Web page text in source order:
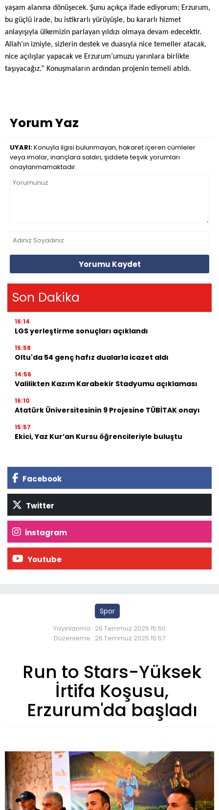
yaşam alanına dönüşecek. Şunu açıkça ifade ediyorum; Erzurum,
bu güçlü irade, bu istikrarlı yürüyüşle, bu kararlı hizmet
anlayışıyla ülkemizin parlayan yıldızı olmaya devam edecektir.
Allah’ın izniyle, sizlerin destek ve duasıyla nice temeller atacak,
nice açılışlar yapacak ve Erzurum’umuzu yarınlara birlikte
taşıyacağız.” Konuşmaların ardından projenin temeli atıldı.
Yorum Yaz
UYARI:Konuyla ilgisi bulunmayan, hakaret içeren cümleler
veya imalar, inançlara saldırı, şiddete teşvik yorumları
onaylanmamaktadır.
Yorumu Kaydet
Son Dakika
16:14
LGS yerleştirme sonuçları açıklandı
15:58
Oltu'da 54 genç hafız dualarla icazet aldı
14:56
Valilikten Kazım Karabekir Stadyumu açıklaması
16:10
Atatürk Üniversitesinin 9 Projesine TÜBİTAK onayı
15:57
Ekici, Yaz Kur’an Kursu öğrencileriyle buluştu
Facebook
Twitter
İnstagram
Youtube
Spor
Yayınlanma : 26 Temmuz 2025 15:50
Düzenleme : 26 Temmuz 2025 15:57
Run to Stars-Yüksek
İrtifa Koşusu,
Erzurum'da başladı